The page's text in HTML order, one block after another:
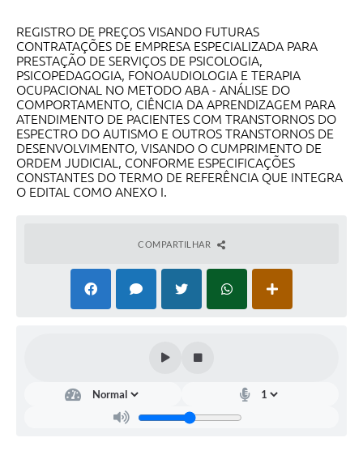
REGISTRO DE PREÇOS VISANDO FUTURAS
CONTRATAÇÕES DE EMPRESA ESPECIALIZADA PARA
PRESTAÇÃO DE SERVIÇOS DE PSICOLOGIA,
PSICOPEDAGOGIA, FONOAUDIOLOGIA E TERAPIA
OCUPACIONAL NO METODO ABA - ANÁLISE DO
COMPORTAMENTO, CIÊNCIA DA APRENDIZAGEM PARA
ATENDIMENTO DE PACIENTES COM TRANSTORNOS DO
ESPECTRO DO AUTISMO E OUTROS TRANSTORNOS DE
DESENVOLVIMENTO, VISANDO O CUMPRIMENTO DE
ORDEM JUDICIAL, CONFORME ESPECIFICAÇÕES
CONSTANTES DO TERMO DE REFERÊNCIA QUE INTEGRA
O EDITAL COMO ANEXO I.
COMPARTILHAR